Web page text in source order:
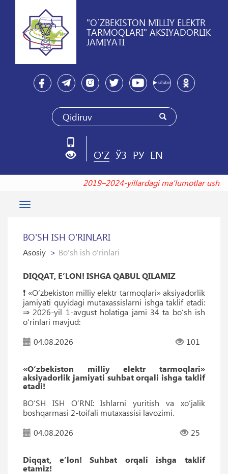
"O`ZBEKISTON MILLIY ELEKTR
TARMOQLARI" AKSIYADORLIK
JAMIYATI
O'Z ЎЗ РУ EN
2019–2024-yillardagi maʼlumotlar
Toggle
BO'SH ISH O'RINLARI
Asosiy Bo'sh ish o'rinlari
DIQQAT, EʼLON! ISHGA QABUL QILAMIZ
❗️ «O‘zbekiston milliy elektr tarmoqlari» aksiyadorlik
jamiyati quyidagi mutaxassislarni ishga taklif etadi:
⇒ 2026-yil 1-avgust holatiga jami 34 ta bo‘sh ish
o‘rinlari mavjud:
04.08.2026
101
«O‘zbekiston milliy elektr tarmoqlari»
aksiyadorlik jamiyati suhbat orqali ishga taklif
etadi!
BO‘SH ISH O‘RNI: Ishlarni yuritish va xo‘jalik
boshqarmasi 2-toifali mutaxassisi lavozimi.
04.08.2026
25
Diqqat, e’lon! Suhbat orqali ishga taklif
etamiz!